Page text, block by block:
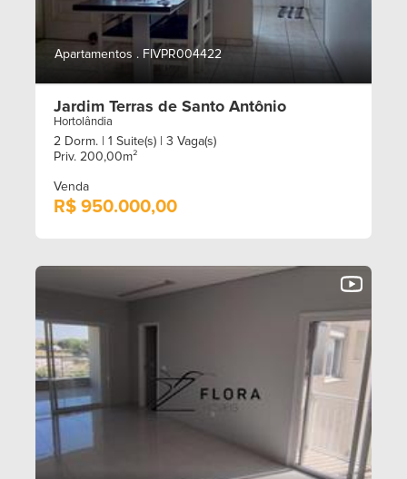
Apartamentos . FIVPR004422
Jardim Terras de Santo Antônio
Hortolândia
2 Dorm. | 1 Suite(s) | 3 Vaga(s)
Priv. 200,00m²
Venda
R$ 950.000,00